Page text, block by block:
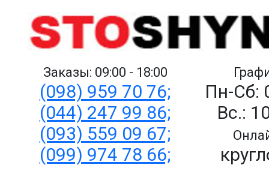
Заказы: 09:00 - 18:00
(098) 959 70 76;
(044) 247 99 86;
(093) 559 09 67;
(099) 974 78 66;
Пн-Сб:
Вс.: